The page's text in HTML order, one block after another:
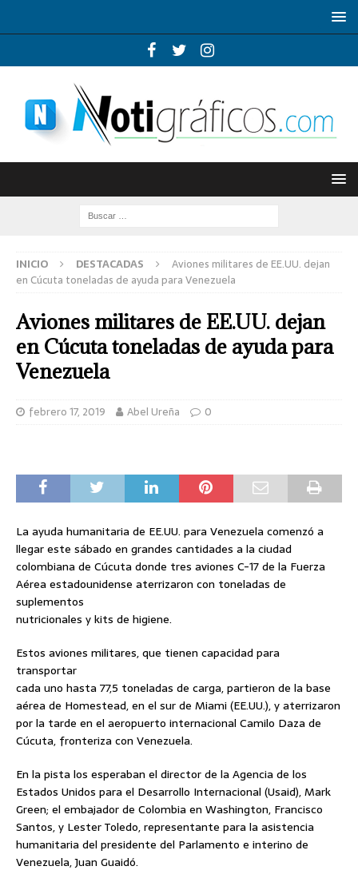
INICIO DESTACADAS
Aviones militares de EE.UU. dejan
en Cúcuta toneladas de ayuda para Venezuela
Aviones militares de EE.UU. dejan
en Cúcuta toneladas de ayuda para
Venezuela
febrero 17, 2019 Abel Ureña 0
La ayuda humanitaria de EE.UU. para Venezuela comenzó a
llegar este sábado en grandes cantidades a la ciudad
colombiana de Cúcuta donde tres aviones C-17 de la Fuerza
Aérea estadounidense aterrizaron con toneladas de
suplementos
nutricionales y kits de higiene.
Estos aviones militares, que tienen capacidad para
transportar
cada uno hasta 77,5 toneladas de carga, partieron de la base
aérea de Homestead, en el sur de Miami (EE.UU.), y aterrizaron
por la tarde en el aeropuerto internacional Camilo Daza de
Cúcuta, fronteriza con Venezuela.
En la pista los esperaban el director de la Agencia de los
Estados Unidos para el Desarrollo Internacional (Usaid), Mark
Green; el embajador de Colombia en Washington, Francisco
Santos, y Lester Toledo, representante para la asistencia
humanitaria del presidente del Parlamento e interino de
Venezuela, Juan Guaidó.